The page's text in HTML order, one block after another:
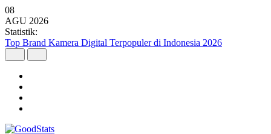
08
AGU 2026
Statistik:
Top Brand Kamera Digital Terpopuler di Indonesia 2026